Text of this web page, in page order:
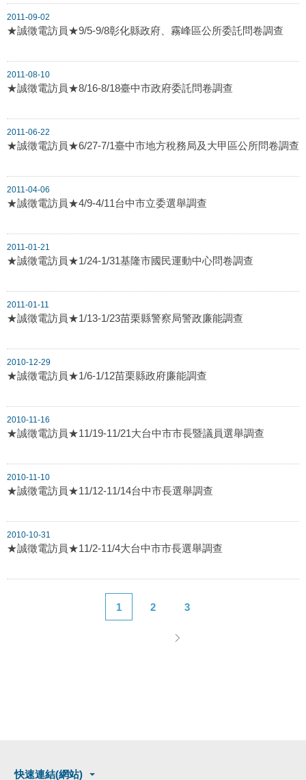
2011-09-02
★誠徵電訪員★9/5-9/8彰化縣政府、霧峰區公所委託問卷調查
2011-08-10
★誠徵電訪員★8/16-8/18臺中市政府委託問卷調查
2011-06-22
★誠徵電訪員★6/27-7/1臺中市地方稅務局及大甲區公所問卷調查
2011-04-06
★誠徵電訪員★4/9-4/11台中市立委選舉調查
2011-01-21
★誠徵電訪員★1/24-1/31基隆市國民運動中心問卷調查
2011-01-11
★誠徵電訪員★1/13-1/23苗栗縣警察局警政廉能調查
2010-12-29
★誠徵電訪員★1/6-1/12苗栗縣政府廉能調查
2010-11-16
★誠徵電訪員★11/19-11/21大台中市市長暨議員選舉調查
2010-11-10
★誠徵電訪員★11/12-11/14台中市長選舉調查
2010-10-31
★誠徵電訪員★11/2-11/4大台中市市長選舉調查
1 2 3
快速連結(網站)